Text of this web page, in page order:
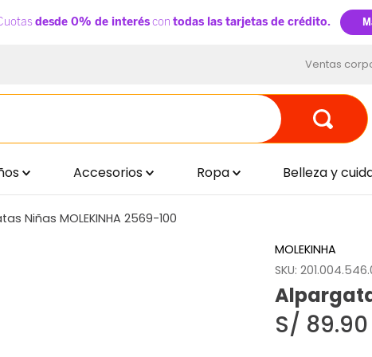
Ventas
Accesorios Ropa Belleza y
Niñas MOLEKINHA 2569-100
MOLEKINHA
SKU:
S/ 89.90